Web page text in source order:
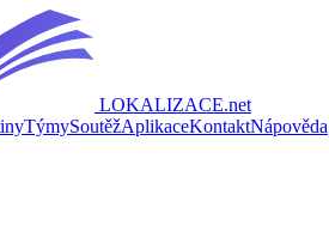
LOKALIZACE.net
TýmySoutěžAplikaceKontaktNápověda